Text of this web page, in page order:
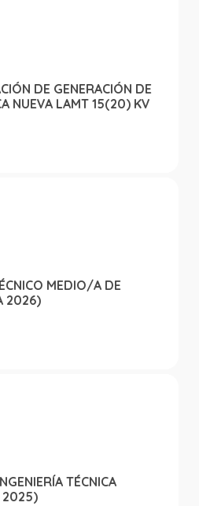
DE GENERACIÓN DE
NUEVA LAMT 15(20) KV
2026)
TÉCNICA
2025)